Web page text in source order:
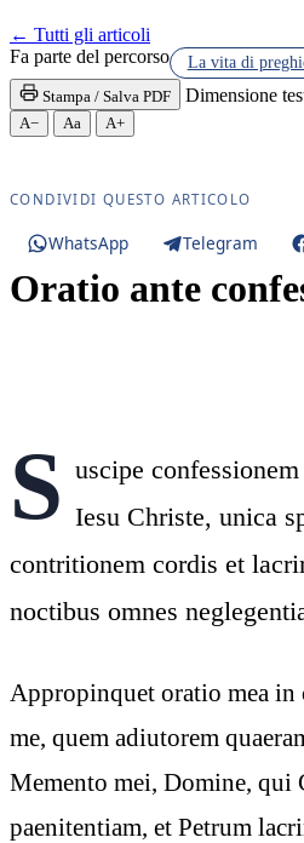
← Tutti gli articoli
Fa parte del percorso
La vita di
Stampa / Salva PDF
Dimensione
A− Aa A+
CONDIVIDI QUESTO ARTICOLO
WhatsApp Telegram
Oratio ante
S uscipe
Iesu Christe, unica
contritionem cordis et
noctibus omnes
Appropinquet oratio mea in
me, quem adiutorem
Memento mei, Domine, qui
paenitentiam, et Petrum